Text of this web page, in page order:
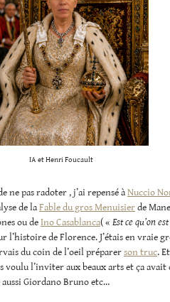
IA et Henri Foucault
pas radoter , j’ai repensé àNuccio
de laFable du gros Menuisierde
ou deIno Casablanca( « Est ce qu’on
l’histoire de Florence. J’étais en vraie
du coin de l’oeil préparerson truc.
voulu l’inviter aux beaux arts et ça avait
Giordano Bruno etc…